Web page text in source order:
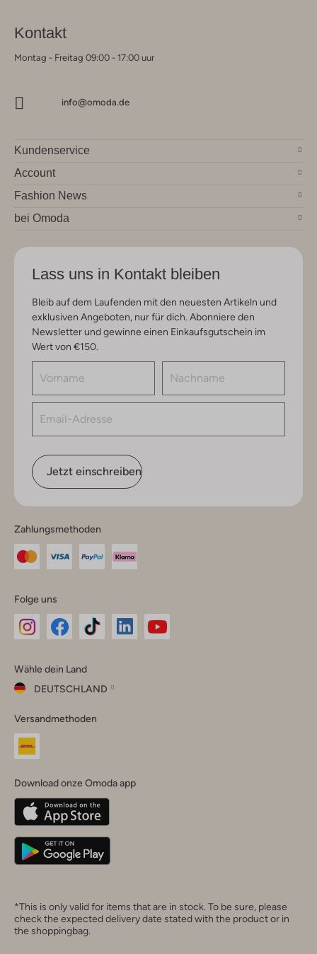
Kontakt
Montag - Freitag 09:00 - 17:00 uur
info@omoda.de
Kundenservice
Account
Fashion News
bei Omoda
Lass uns in Kontakt bleiben
Bleib auf dem Laufenden mit den neuesten Artikeln und
exklusiven Angeboten, nur für dich. Abonniere den
Newsletter und gewinne einen Einkaufsgutschein im
Wert von €150.
Jetzt einschreiben
Zahlungsmethoden
Folge uns
Instagram
Facebook
TikTok
Wähle dein Land
DEUTSCHLAND
dein
Land
Belgique(Français)
Deutschland
Versandmethoden
Download onze Omoda app
*This is only valid for items that are in stock. To be sure, please
check the expected delivery date stated with the product or in
the shoppingbag.